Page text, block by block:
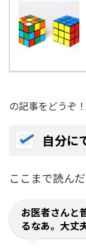
の記事をどうぞ！
自分に
ここまで読んだ
お医者さんと
るなあ。大丈